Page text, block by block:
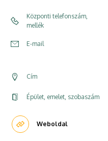
Központi telefonszám,
mellék
E-mail
Cím
Épület, emelet, szobaszám
Weboldal